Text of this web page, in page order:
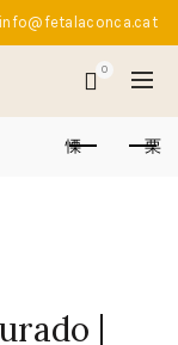
info@fetalaconca.cat
0
|